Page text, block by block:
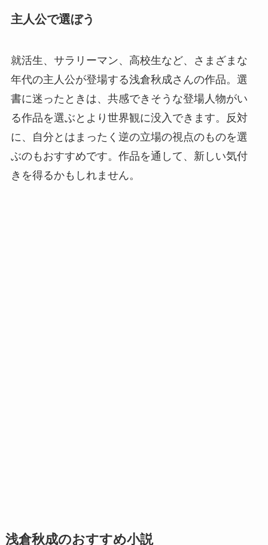
主人公で選ぼう
就活生、サラリーマン、高校生など、さまざまな
年代の主人公が登場する浅倉秋成さんの作品。選
書に迷ったときは、共感できそうな登場人物がい
る作品を選ぶとより世界観に没入できます。反対
に、自分とはまったく逆の立場の視点のものを選
ぶのもおすすめです。作品を通して、新しい気付
きを得るかもしれません。
浅倉秋成のおすすめ小説